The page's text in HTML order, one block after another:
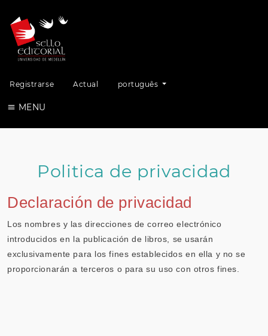
Registrarse Actual Alterar o idioma. O idioma atual é:
português
MENU
Politica de privacidad
Declaración de privacidad
Los nombres y las direcciones de correo electrónico
introducidos en la publicación de libros, se usarán
exclusivamente para los fines establecidos en ella y no se
proporcionarán a terceros o para su uso con otros fines.